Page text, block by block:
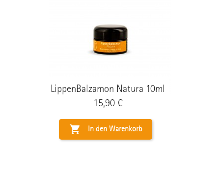
LippenBalzamon Natura 10ml
Preis
15,90 €
 In den Warenkorb